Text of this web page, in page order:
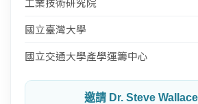
國立臺灣大學
國立交通大學產學運籌中心
邀請 Dr. Steve